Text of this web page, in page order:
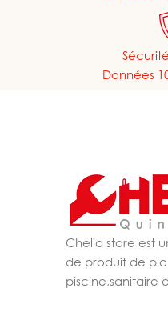
Données
Chelia store est
de produit de
piscine,sanitaire